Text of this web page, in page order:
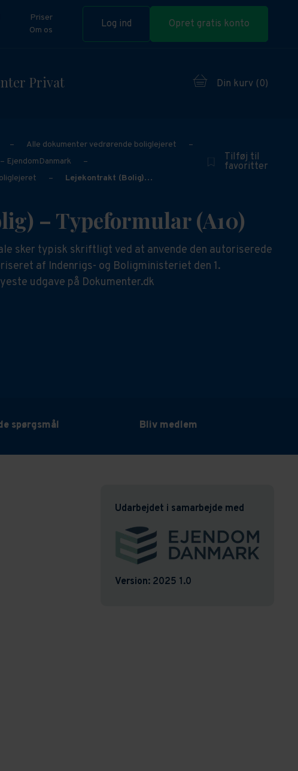
Priser
Om os
Log ind Opret gratis konto
Privat Din kurv (0)
– Alle dokumenter vedrørende boliglejeret
–
EjendomDanmark
–
– Lejekontrakt (Bolig)…
Tilføj til
favoritter
– Typeformular (A10)
sker typisk skriftligt ved at anvende den autoriserede
af Indenrigs- og Boligministeriet den 1.
udgave på Dokumenter.dk
spørgsmål Bliv medlem
Udarbejdet i samarbejde med
Version:2025 1.0